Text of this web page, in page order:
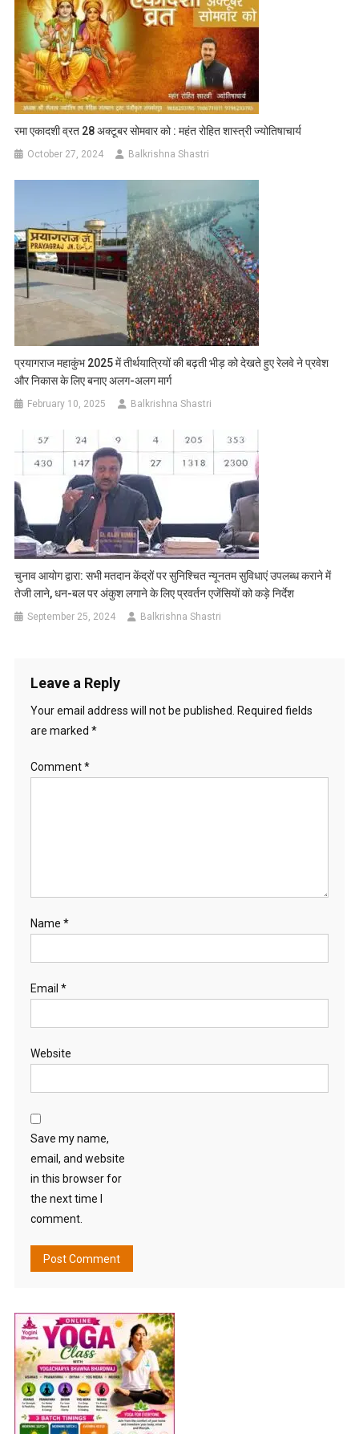
रमा एकादशी व्रत 28 अक्टूबर सोमवार को : महंत रोहित शास्त्री ज्योतिषाचार्य
October 27, 2024 Balkrishna Shastri
प्रयागराज महाकुंभ 2025 में तीर्थयात्रियों की बढ़ती भीड़ को देखते हुए रेलवे ने प्रवेश
और निकास के लिए बनाए अलग-अलग मार्ग
February 10, 2025 Balkrishna Shastri
चुनाव आयोग द्वारा: सभी मतदान केंद्रों पर सुनिश्चित न्यूनतम सुविधाएं उपलब्ध कराने में
तेजी लाने, धन-बल पर अंकुश लगाने के लिए प्रवर्तन एजेंसियों को कड़े निर्देश
September 25, 2024 Balkrishna Shastri
Leave a Reply
Your email address will not be published. Required fields
are marked *
Comment*
Name *
Email *
Website
Save my name,
email, and website
in this browser for
the next time I
comment.